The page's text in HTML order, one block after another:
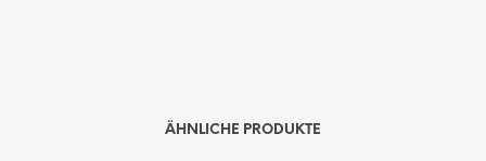
ÄHNLICHE PRODUKTE